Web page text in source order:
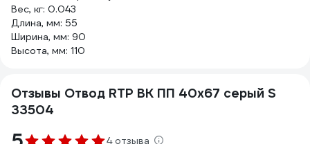
Вес, кг: 0.043
Длина, мм: 55
Ширина, мм: 90
Высота, мм: 110
Отзывы Отвод RTP ВК ПП 40x67 серый S
33504
4 отзыва